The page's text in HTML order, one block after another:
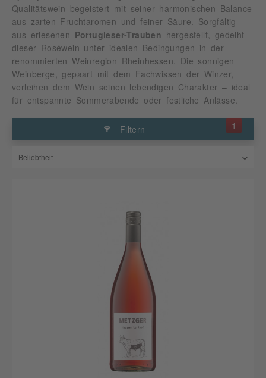
Qualitätswein begeistert mit seiner harmonischen Balance
aus zarten Fruchtaromen und feiner Säure. Sorgfältig
aus erlesenen
Portugieser-Trauben hergestellt, gedeiht
dieser Roséwein unter idealen Bedingungen in der
renommierten Weinregion Rheinhessen. Die sonnigen
Weinberge, gepaart mit dem Fachwissen der Winzer,
verleihen dem Wein seinen lebendigen Charakter – ideal
für entspannte Sommerabende oder festliche Anlässe.
Filtern 1